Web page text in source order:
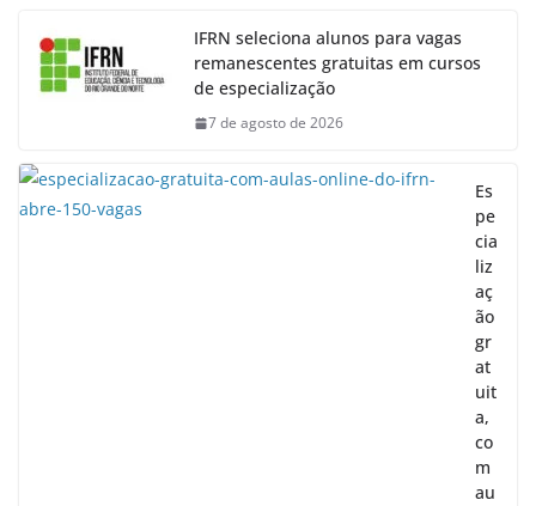
IFRN seleciona alunos para vagas
remanescentes gratuitas em cursos
de especialização
7 de agosto de 2026
Es
pe
cia
liz
aç
ão
gr
at
uit
a,
co
m
au